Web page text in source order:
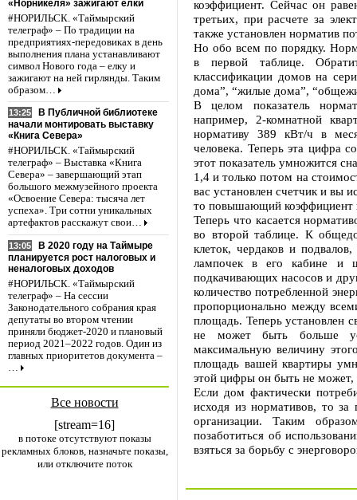
«Норникеля» зажигают елки
#НОРИЛЬСК. «Таймырский
телеграф» – По традиции на
предприятиях-передовиках в день
выполнения плана устанавливают
символ Нового года – елку и
зажигают на ней гирлянды. Таким
образом…
13:25
В Публичной библиотеке
начали монтировать выставку
«Книга Севера»
#НОРИЛЬСК. «Таймырский
телеграф» – Выставка «Книга
Севера» – завершающий этап
большого межмузейного проекта
«Освоение Севера: тысяча лет
успеха». Три сотни уникальных
артефактов расскажут свои…
13:05
В 2020 году на Таймыре
планируется рост налоговых и
неналоговых доходов
#НОРИЛЬСК. «Таймырский
телеграф» – На сессии
Законодательного собрания края
депутаты во втором чтении
приняли бюджет-2020 и плановый
период 2021–2022 годов. Один из
главных приоритетов документа –
…
Все новости
[stream=16]
в потоке отсутствуют показы
рекламных блоков, назначьте показы,
или отключите поток
коэффициент. Сейчас он
третьих, при расчете за
также установлен норматив
Но обо всем по порядку.
в первой таблице.
классификации домов на
дома”, “жилые дома”,
В целом показатель
например, 2-комнатной
нормативу 389 кВт/ч в
человека. Теперь эта цифра
этот показатель умножится
1,4 и только потом на
вас установлен счетчик и вы
то повышающий коэффициент
Теперь что касается
во второй таблице. К
клеток, чердаков и
лампочек в его кабине и
подкачивающих насосов и
количество потребленной
пропорционально между
площадь. Теперь установлен
не может быть больше
максимальную величину
площадь вашей квартиры
этой цифры он быть не
Если дом фактически
исходя из нормативов, то за
организации. Таким
позаботиться об
взяться за борьбу с